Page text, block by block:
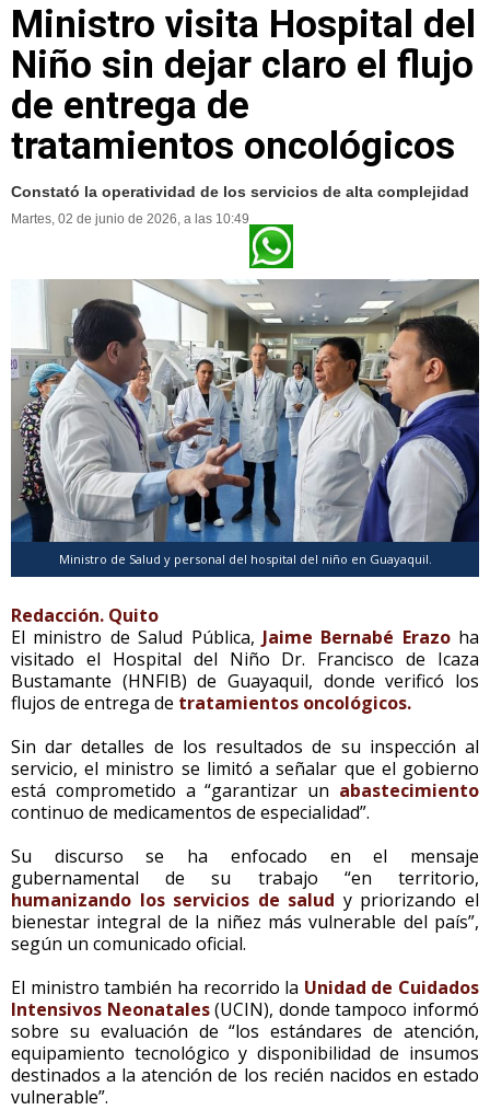
Ministro visita Hospital del
Niño sin dejar claro el flujo
de entrega de
tratamientos oncológicos
Constató la operatividad de los servicios de alta complejidad
Martes, 02 de junio de 2026, a las 10:49
Ministro de Salud y personal del hospital del niño en Guayaquil.
Redacción. Quito
El ministro de Salud Pública, Jaime Bernabé Erazoha
visitado el Hospital del Niño Dr. Francisco de Icaza
Bustamante (HNFIB) de Guayaquil, donde verificó los
flujos de entrega de tratamientos oncológicos.
Sin dar detalles de los resultados de su inspección al
servicio, el ministro se limitó a señalar que el gobierno
está comprometido a “garantizar un abastecimiento
continuo de medicamentos de especialidad”.
Su discurso se ha enfocado en el mensaje
gubernamental de su trabajo “en territorio,
humanizando los servicios de salud y priorizando el
bienestar integral de la niñez más vulnerable del país”,
según un comunicado oficial.
El ministro también ha recorrido la Unidad de Cuidados
Intensivos Neonatales(UCIN), donde tampoco informó
sobre su evaluación de “los estándares de atención,
equipamiento tecnológico y disponibilidad de insumos
destinados a la atención de los recién nacidos en estado
vulnerable”.